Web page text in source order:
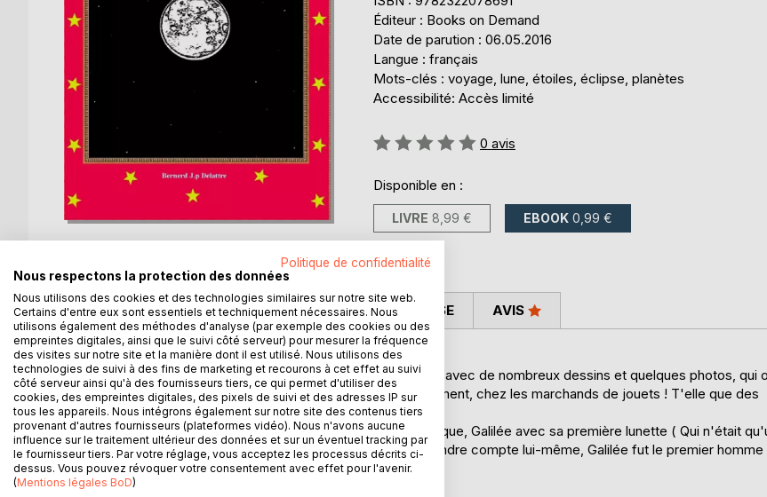
Éditeur : Books on Demand
Date de parution : 06.05.2016
Langue : français
Mots-clés : voyage, lune, étoiles, éclipse, planètes
Accessibilité: Accès limité
Évaluation:
0 avis
Disponible en :
LIVRE 8,99 € EBOOK 0,99 €
DESCRIPTION
VOYAGE SPATIAL VISUEL
Un petit voyage dans l'espace pour les amoureux du ciel, avec de nombreux dessins et quelques photos, qui
été réalisé avec de petits appareils que l'on trouve facilement, chez les marchands de jouets ! T'elle que des
petites jumelles ou de petites longues-vues.
Ce livre démontre ainsi, que pars les lois simples de l'optique, Galilée avec sa première lunette ( Qui n'était
simple longue vue de pirates améliorée ! ) que sans se rendre compte lui-même, Galilée fut le premier homme
voyager dans l'espace par la vue.
Voyage, que je vous invite donc à refaire !
AUTEUR(S) CRITIQUES PRESSE AVIS
Politique de confidentialité
Nous respectons la protection des données
Nous utilisons des cookies et des technologies similaires sur notre site web.
Certains d'entre eux sont essentiels et techniquement nécessaires. Nous
utilisons également des méthodes d'analyse (par exemple des cookies ou des
empreintes digitales, ainsi que le suivi côté serveur) pour mesurer la fréquence
des visites sur notre site et la manière dont il est utilisé. Nous utilisons des
technologies de suivi à des fins de marketing et recourons à cet effet au suivi
côté serveur ainsi qu'à des fournisseurs tiers, ce qui permet d'utiliser des
cookies, des empreintes digitales, des pixels de suivi et des adresses IP sur
tous les appareils. Nous intégrons également sur notre site des contenus tiers
provenant d'autres fournisseurs (plateformes vidéo). Nous n'avons aucune
influence sur le traitement ultérieur des données et sur un éventuel tracking par
le fournisseur tiers. Par votre réglage, vous acceptez les processus décrits ci-
dessus. Vous pouvez révoquer votre consentement avec effet pour l'avenir.
(Mentions légales BoD)